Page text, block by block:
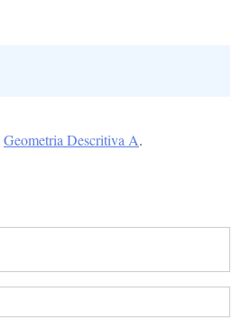
Geometria Descritiva A.